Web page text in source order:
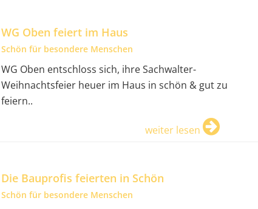
WG Oben feiert im Haus
Schön für besondere Menschen
WG Oben entschloss sich, ihre Sachwalter-
Weihnachtsfeier heuer im Haus in schön & gut zu
feiern..
weiter lesen
Die Bauprofis feierten in Schön
Schön für besondere Menschen